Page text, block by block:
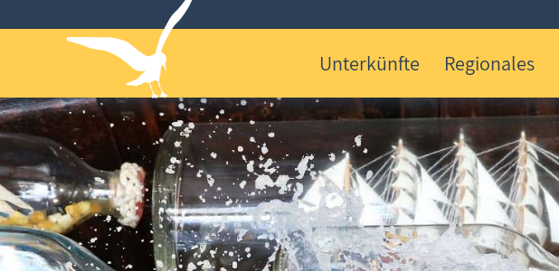
Unterkünfte Regionales